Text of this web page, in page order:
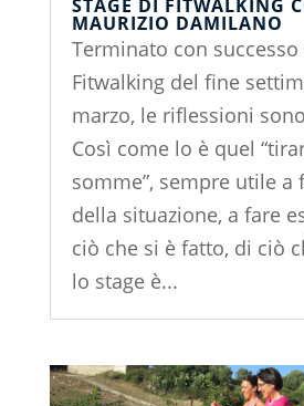
STAGE DI FITWALKING
MAURIZIO DAMILANO
Terminato con
Fitwalking del fine
marzo, le riflessioni
Così come lo è quel
somme”, sempre utile a
della situazione, a fare
ciò che si è fatto, di ciò
lo stage è...